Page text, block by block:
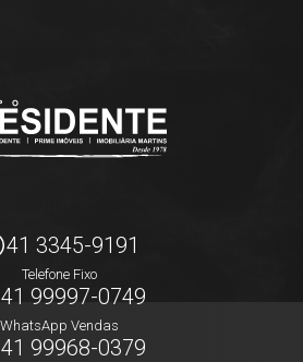
41 3345-9191
Telefone Fixo
41 99997-0749
WhatsApp Vendas
41 99968-0379